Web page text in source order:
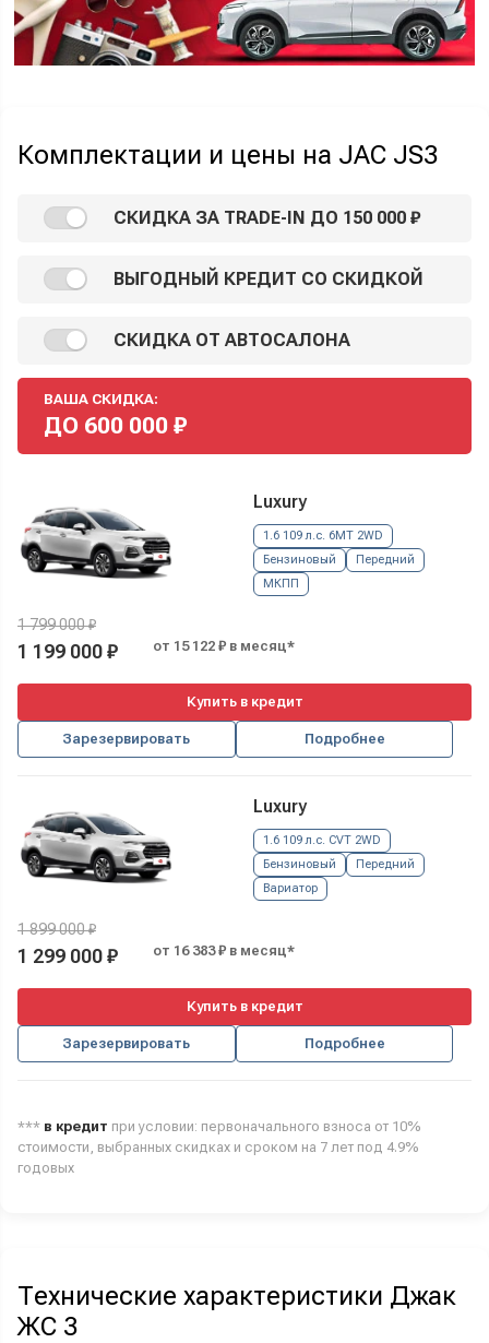
Комплектации и цены на JAC JS3
СКИДКА ЗА TRADE-IN ДО 150 000 ₽
ВЫГОДНЫЙ КРЕДИТ СО СКИДКОЙ
СКИДКА ОТ АВТОСАЛОНА
ВАША СКИДКА:
ДО 600 000 ₽
Luxury
1.6 109 л.с. 6MT 2WD
Бензиновый
Передний
МКПП
1 799 000 ₽
1 199 000 ₽ от 15 122 ₽ в месяц*
Купить в кредит
Зарезервировать Подробнее
Luxury
1.6 109 л.с. CVT 2WD
Бензиновый
Передний
Вариатор
1 899 000 ₽
1 299 000 ₽ от 16 383 ₽ в месяц*
Купить в кредит
Зарезервировать Подробнее
*** в кредит при условии: первоначального взноса от 10%
стоимости, выбранных скидках и сроком на 7 лет под 4.9%
годовых
Технические характеристики Джак
ЖС 3